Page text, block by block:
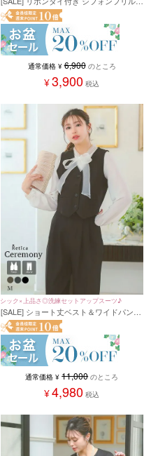
シアーブラウス セレモニー (M〜2Lサイ
ズ) (ホワイト/アッシュグレー)
通常価格 ¥ 6,900 のところ
¥3,900 税込
シック×上品さ◎洗練セットアップスーツ♪
[SALE] ショート丈ベスト＆ワイドパンツ
セットアップスーツ (Mサイズ) (オリーブ
ブラウン/ダークグレー/ブラック)
通常価格 ¥ 11,000 のところ
¥4,980 税込